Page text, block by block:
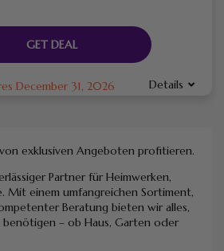
GET DEAL
December 31, 2026 Details
Partner für Heimwerken,
Mit einem umfangreichen Sortiment,
Beratung bieten wir alles,
benötigen – ob Haus, Garten oder
exklusiven Angeboten profitieren.